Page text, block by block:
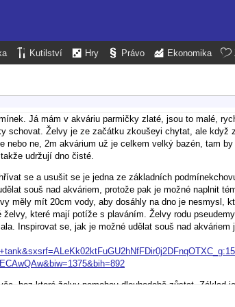
Kutilství Hry Právo Ekonomika
Já mám v akváriu parmičky zlaté, jsou to malé,
schovat. Želvy je ze začátku zkoušeyi chytat, ale
nebo ne, 2m akvárium už je celkem velký bazén, tam
udržují dno čisté.
se a usušit se je jedna ze základních
souš nad akváriem, protože pak je možné naplnit
měly mít 20cm vody, aby dosáhly na dno je
které mají potíže s plaváním. Želvy rodu
Inspirovat se, jak je možné udělat souš nad akváriem
bez které želvy nemohou dlouhodobě zůstat. Základ